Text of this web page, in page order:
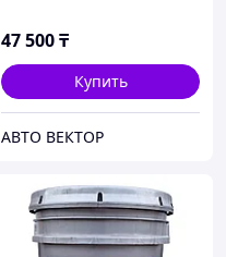
47 500₸
Купить
АВТО ВЕКТОР